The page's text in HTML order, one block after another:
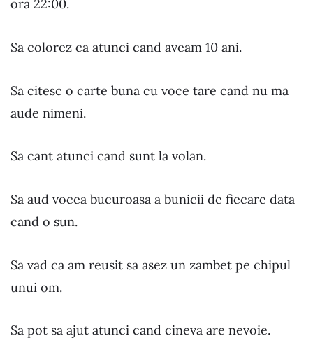
ora 22:00.
Sa colorez ca atunci cand aveam 10 ani.
Sa citesc o carte buna cu voce tare cand nu ma
aude nimeni.
Sa cant atunci cand sunt la volan.
Sa aud vocea bucuroasa a bunicii de fiecare data
cand o sun.
Sa vad ca am reusit sa asez un zambet pe chipul
unui om.
Sa pot sa ajut atunci cand cineva are nevoie.